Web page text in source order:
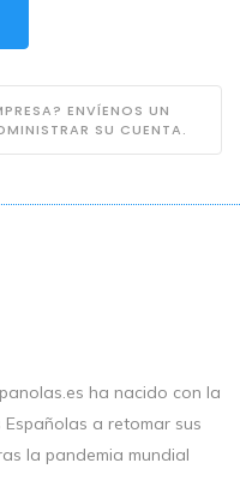
ENVÍENOS UN
SU CUENTA.
ha nacido con la
a retomar sus
la pandemia mundial